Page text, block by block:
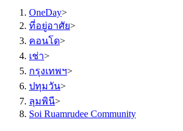
OneDay>
ที่อยู่อาศัย>
คอนโด>
เช่า>
กรุงเทพฯ>
ปทุมวัน>
ลุมพินี>
Soi Ruamrudee Community